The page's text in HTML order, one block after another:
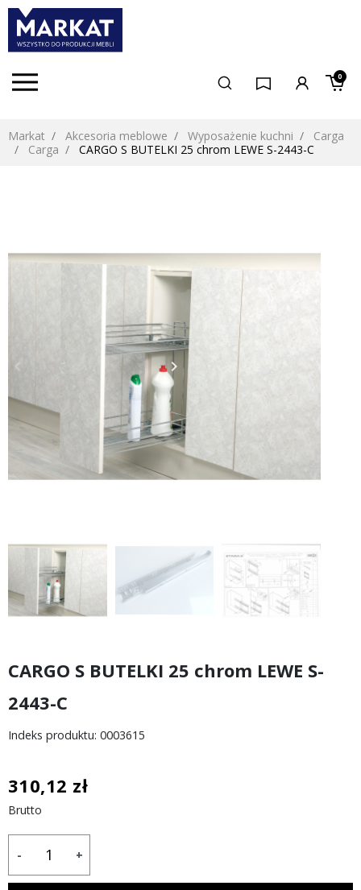
0
Markat Akcesoria meblowe Wyposażenie kuchni
Carga
Carga
CARGO S BUTELKI 25 chrom LEWE S-2443-C
Poprzedni
keyboard_arrow_left Następny
keyboard_arrow_right
CARGO S BUTELKI 25 chrom LEWE S-
2443-C
Indeks produktu: 0003615
310,12 zł
Brutto
- +